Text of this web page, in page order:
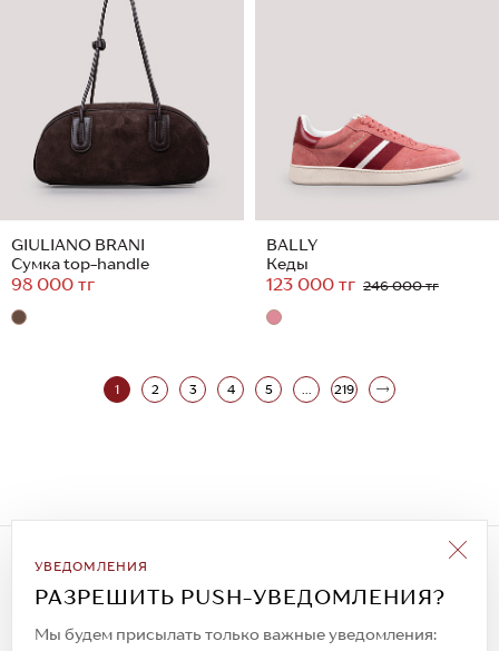
GIULIANO BRANI
Сумка top-handle
98 000 тг
BALLY
Кеды
123 000 тг 246 000 тг
1 2 3 4 5 ... 219
УВЕДОМЛЕНИЯ
РАЗРЕШИТЬ PUSH-УВЕДОМЛЕНИЯ?
Мы будем присылать только важные уведомления:
Подписаться на рассылку
Всегда будьте в курсе новых акций и
спецпредложений!